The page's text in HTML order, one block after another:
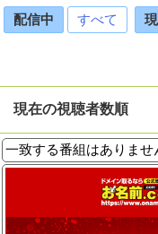
配信中 すべて
現在の視聴者数順
一致する番組はありませ